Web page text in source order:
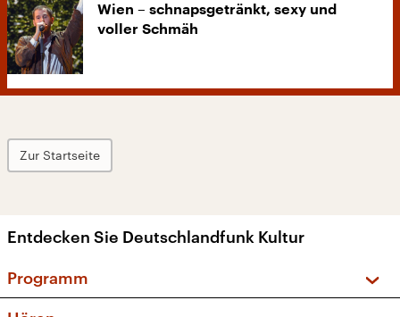
Wien – schnapsgetränkt, sexy und
voller Schmäh
Zur Startseite
Entdecken Sie Deutschlandfunk Kultur
Programm